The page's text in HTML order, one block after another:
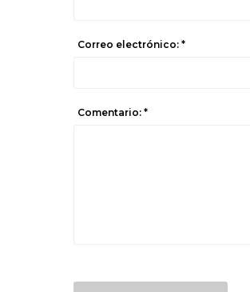
Correo electrónico: *
Comentario: *